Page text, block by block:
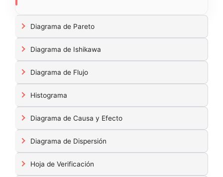
Diagrama de Pareto
Diagrama de Ishikawa
Diagrama de Flujo
Histograma
Diagrama de Causa y Efecto
Diagrama de Dispersión
Hoja de Verificación